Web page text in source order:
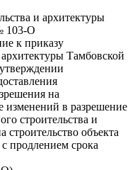
и архитектуры
103-О
к приказу
Тамбовской
на
изменений в разрешение
строительства и
объекта
с продлением срока